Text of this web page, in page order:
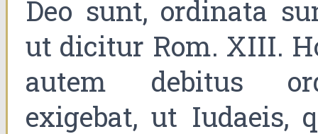
Deo sunt, ordinata
ut dicitur Rom. XIII.
autem debitus
exigebat, ut Iudaeis,